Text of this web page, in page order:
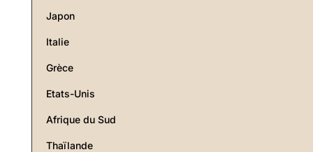
Japon
Italie
Grèce
Etats-Unis
Afrique du Sud
Thaïlande